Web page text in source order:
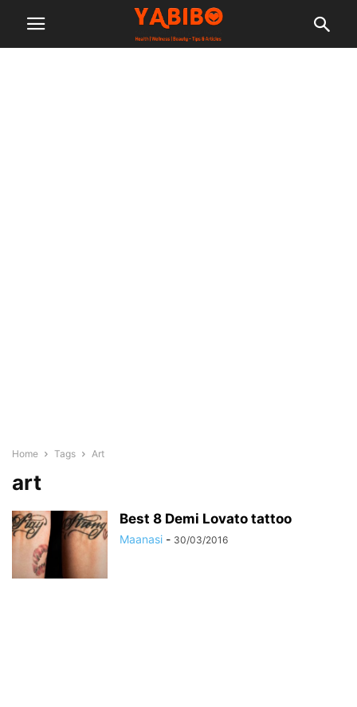
Home Tags Art
art
Best 8 Demi Lovato tattoo
Maanasi - 30/03/2016